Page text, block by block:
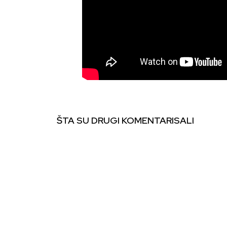
ŠTA SU DRUGI KOMENTARISALI